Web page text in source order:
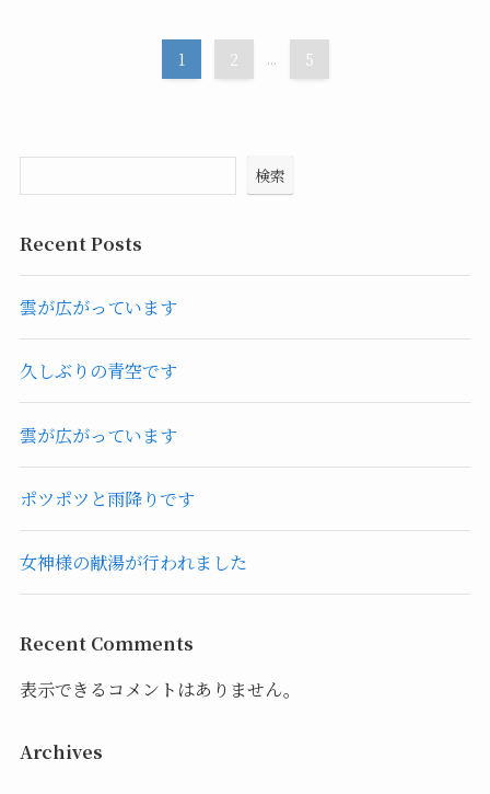
1 2 ... 5
検索
Recent Posts
雲が広がっています
久しぶりの青空です
雲が広がっています
ポツポツと雨降りです
女神様の献湯が行われました
Recent Comments
表示できるコメントはありません。
Archives